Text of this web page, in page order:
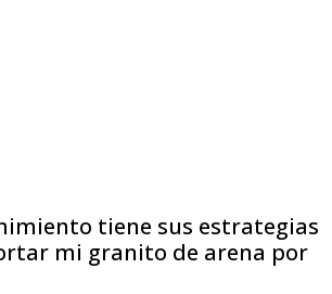
tiene sus estrategias
mi granito de arena por